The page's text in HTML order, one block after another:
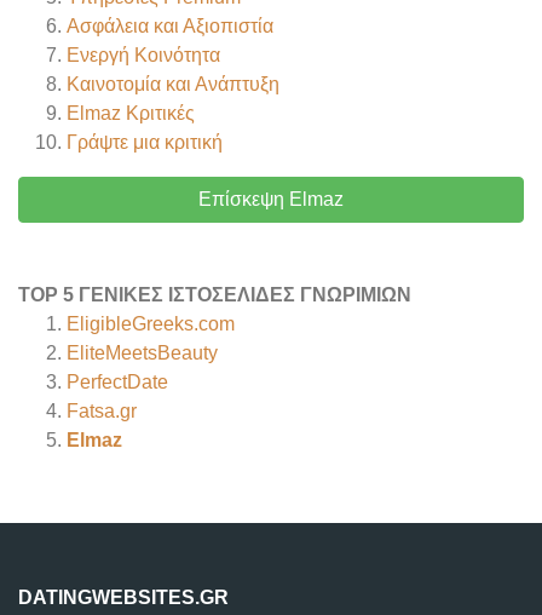
Ασφάλεια και Αξιοπιστία
Ενεργή Κοινότητα
Καινοτομία και Ανάπτυξη
Elmaz Κριτικές
Γράψτε μια κριτική
Επίσκεψη Elmaz
TOP 5 ΓΕΝΙΚΈΣ ΙΣΤΟΣΕΛΊΔΕΣ ΓΝΩΡΙΜΙΏΝ
EligibleGreeks.com
EliteMeetsBeauty
PerfectDate
Fatsa.gr
Elmaz
DATINGWEBSITES.GR